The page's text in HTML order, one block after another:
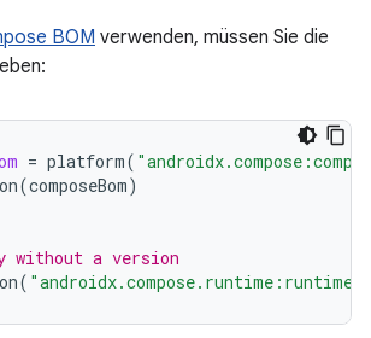
BOM verwenden, müssen Sie die
= platform(
(composeBom)
without a version
(